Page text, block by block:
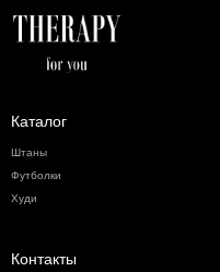
Каталог
Штаны
Футболки
Худи
Контакты